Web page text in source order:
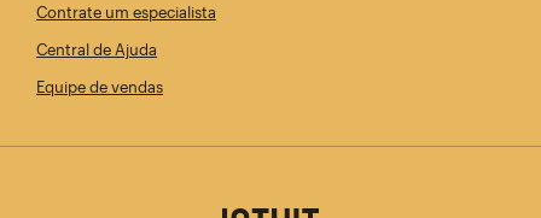
Contrate um especialista
Central de Ajuda
Equipe de vendas